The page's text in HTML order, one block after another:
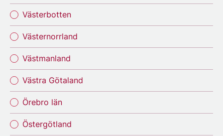
Västerbotten
Västernorrland
Västmanland
Västra Götaland
Örebro län
Östergötland